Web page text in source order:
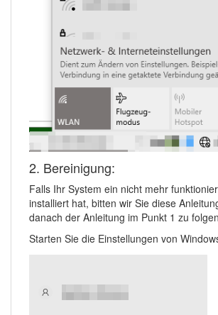
2. Bereinigung:
Falls Ihr System ein nicht mehr
installiert hat, bitten wir Sie diese
danach der Anleitung im Punkt 1 zu
Starten Sie die Einstellungen von